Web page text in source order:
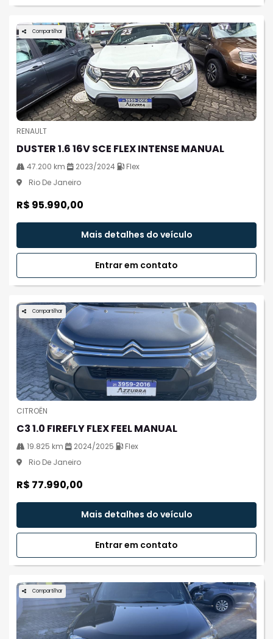
Compartilhar
RENAULT
DUSTER 1.6 16V SCE FLEX INTENSE MANUAL
47.200 km 2023/2024
Flex
Rio De Janeiro
R$ 95.990,00
Mais detalhes do veículo
Entrar em contato
Compartilhar
CITROËN
C3 1.0 FIREFLY FLEX FEEL MANUAL
19.825 km 2024/2025
Flex
Rio De Janeiro
R$ 77.990,00
Mais detalhes do veículo
Entrar em contato
Compartilhar